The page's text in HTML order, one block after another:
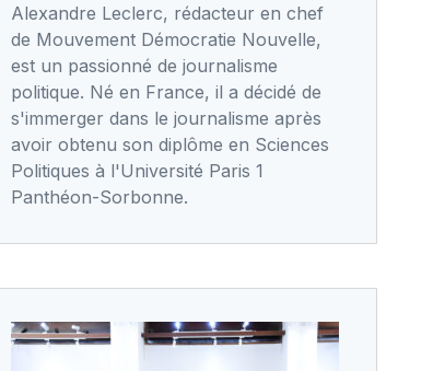
Alexandre Leclerc, rédacteur en chef
de Mouvement Démocratie Nouvelle,
est un passionné de journalisme
politique. Né en France, il a décidé de
s'immerger dans le journalisme après
avoir obtenu son diplôme en Sciences
Politiques à l'Université Paris 1
Panthéon-Sorbonne.